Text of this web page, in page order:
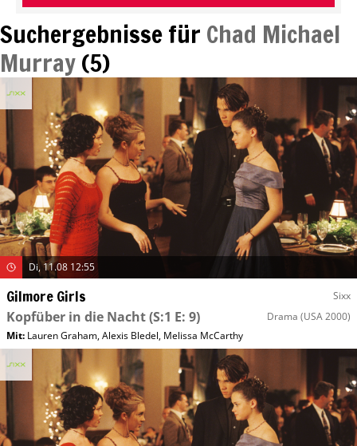
Suchergebnisse für Chad Michael
Murray(5)
Di, 11.08 12:55
Gilmore Girls Sixx
Kopfüber in die Nacht(S:1 E: 9) Drama (USA 2000)
Mit: Lauren Graham,Alexis Bledel, Melissa McCarthy